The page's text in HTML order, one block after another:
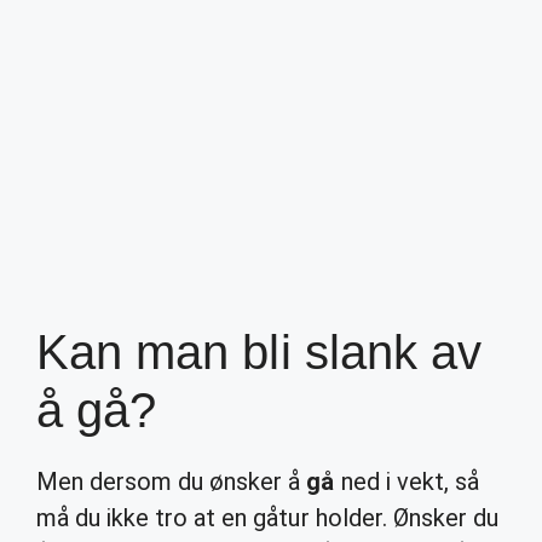
Kan man bli slank av
å gå?
Men dersom du ønsker å gå ned i vekt, så
må du ikke tro at en gåtur holder. Ønsker du